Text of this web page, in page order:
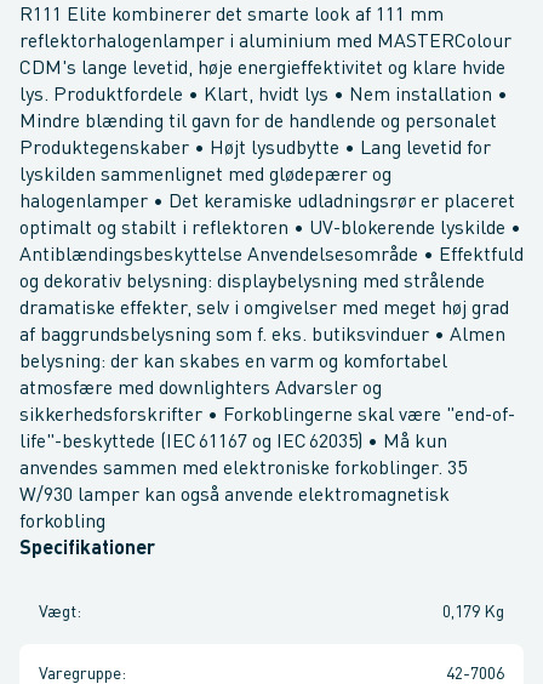
R111 Elite kombinerer det smarte look af 111 mm
reflektorhalogenlamper i aluminium med MASTERColour
CDM's lange levetid, høje energieffektivitet og klare hvide
lys. Produktfordele • Klart, hvidt lys • Nem installation •
Mindre blænding til gavn for de handlende og personalet
Produktegenskaber • Højt lysudbytte • Lang levetid for
lyskilden sammenlignet med glødepærer og
halogenlamper • Det keramiske udladningsrør er placeret
optimalt og stabilt i reflektoren • UV-blokerende lyskilde •
Antiblændingsbeskyttelse Anvendelsesområde • Effektfuld
og dekorativ belysning: displaybelysning med strålende
dramatiske effekter, selv i omgivelser med meget høj grad
af baggrundsbelysning som f. eks. butiksvinduer • Almen
belysning: der kan skabes en varm og komfortabel
atmosfære med downlighters Advarsler og
sikkerhedsforskrifter • Forkoblingerne skal være "end-of-
life"-beskyttede (IEC 61167 og IEC 62035) • Må kun
anvendes sammen med elektroniske forkoblinger. 35
W/930 lamper kan også anvende elektromagnetisk
forkobling
Specifikationer
Vægt: 0,179 Kg
Varegruppe: 42-7006